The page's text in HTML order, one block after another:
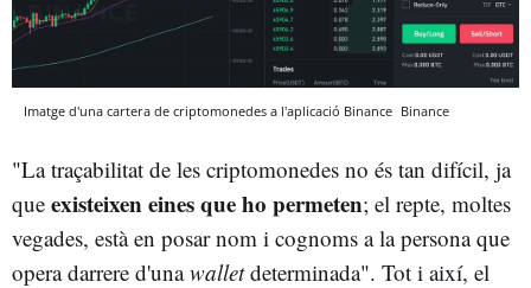
Imatge d'una cartera de criptomonedes a l'aplicació Binance Binance
"La traçabilitat de les criptomonedes no és tan difícil, ja
que existeixeneines que ho permeten; el repte, moltes
vegades, està en posar nom i cognoms a la persona que
opera darrere d'unawalletdeterminada". Tot i així, el